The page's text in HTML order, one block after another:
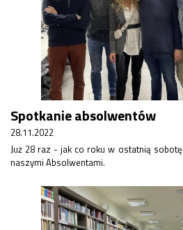
Aplikacje szkolne
Biblioteka szkolna
Classroom
Dokumenty szkolne
Dyżury Szkolne
Dziennik elektroniczny
Obiady
Rekrutacja SP
O nas
Potrzebne dokumenty
Informacja o teście z języka angielskiego
Stypendia naukowe
Spotkanie absolwentów
28.11.2022
Już 28 raz - jak co roku w ostatnią
naszymi Absolwentami.